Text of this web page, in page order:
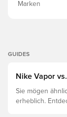
Marken
GUIDES
Nike Vapor
Sie mögen
erheblich.